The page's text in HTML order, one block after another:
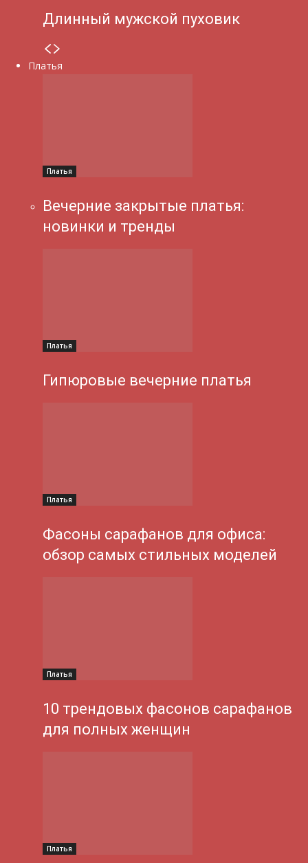
Длинный мужской пуховик
Платья
Платья
Вечерние закрытые платья:
новинки и тренды
Платья
Гипюровые вечерние платья
Платья
Фасоны сарафанов для офиса:
обзор самых стильных моделей
Платья
10 трендовых фасонов сарафанов
для полных женщин
Платья